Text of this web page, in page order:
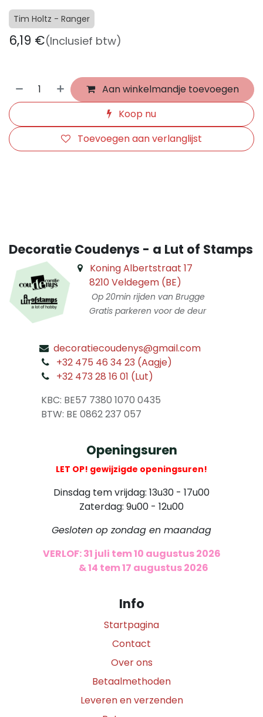
Tim Holtz - Ranger
6,19 €(Inclusief btw)
Aan winkelmandje toevoegen
Koop nu
Toevoegen aan verlanglijst
Decoratie Coudenys - a Lut of Stamps
Koning Albertstraat 17
8210 Veldegem (BE)
Op 20min rijden van Brugge
Gratis parkeren voor de deur
decoratiecoudenys@gmail.com
+32 475 46 34 23 (Aagje)
+32 473 28 16 01 (Lut)
KBC: BE57 7380 1070 0435
​ BTW: BE 0862 237 057
Openingsuren
LET OP! gewijzigde openingsuren!
Dinsdag tem vrijdag: 13u30 - 17u00
Zaterdag: 9u00 - 12u00
Gesloten op zondag en maandag
VERLOF: 31 juli tem 10 augustus 2026
& 14 tem 17 augustus 2026
Info
Startpagina
Contact
Over ons
Betaalmethoden
Leveren en verzenden